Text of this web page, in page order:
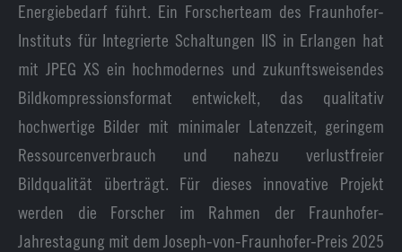
Energiebedarf führt. Ein Forscherteam des Fraunhofer-
Instituts für Integrierte Schaltungen IIS in Erlangen hat
mit JPEG XS ein hochmodernes und zukunftsweisendes
Bildkompressionsformat entwickelt, das qualitativ
hochwertige Bilder mit minimaler Latenzzeit, geringem
Ressourcenverbrauch und nahezu verlustfreier
Bildqualität überträgt. Für dieses innovative Projekt
werden die Forscher im Rahmen der Fraunhofer-
Jahrestagung mit dem Joseph-von-Fraunhofer-Preis 2025